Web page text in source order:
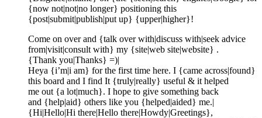
{now not|not|no longer} positioning this
{post|submit|publish|put up} {upper|higher}!
Come on over and {talk over with|discuss with|seek advice
from|visit|consult with} my {site|web site|website} .
{Thank you|Thanks} =)|
Heya {i’m|i am} for the first time here. I {came across|found}
this board and I find It {truly|really} useful & it helped
me out {a lot|much}. I hope to give something back
and {help|aid} others like you {helped|aided} me.|
{Hi|Hello|Hi there|Hello there|Howdy|Greetings},